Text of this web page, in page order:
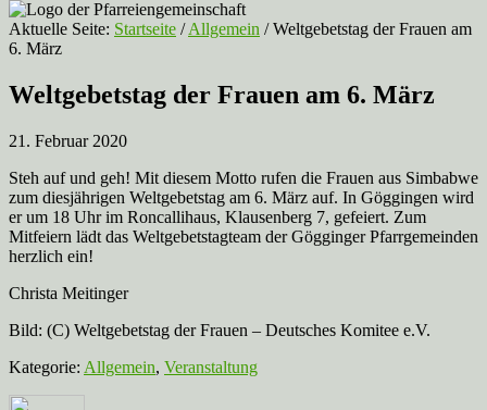
Aktuelle Seite: Startseite / Allgemein /Weltgebetstag der Frauen am
6. März
Weltgebetstag der Frauen am 6. März
21. Februar 2020
Steh auf und geh! Mit diesem Motto rufen die Frauen aus Simbabwe
zum diesjährigen Weltgebetstag am 6. März auf. In Göggingen wird
er um 18 Uhr im Roncallihaus, Klausenberg 7, gefeiert. Zum
Mitfeiern lädt das Weltgebetstagteam der Gögginger Pfarrgemeinden
herzlich ein!
Christa Meitinger
Bild: (C) Weltgebetstag der Frauen – Deutsches Komitee e.V.
Kategorie: Allgemein, Veranstaltung